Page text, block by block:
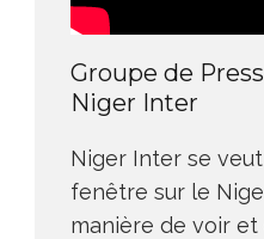
Groupe de
Niger Inter
Niger Inter se
fenêtre sur le
manière de voir